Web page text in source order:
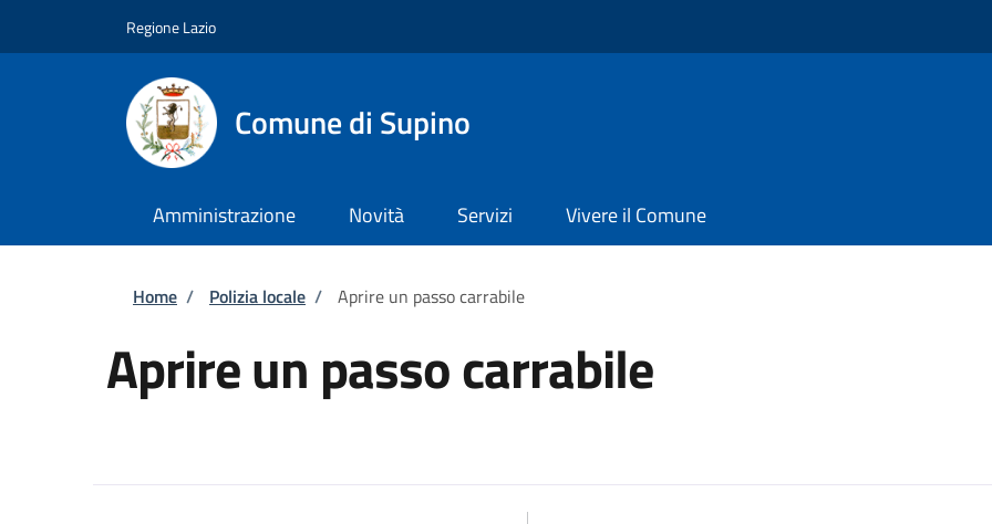
Regione Lazio
Comune di Supino
Amministrazione Novità Servizi Vivere il Comune
Briciole di pane
Home / Polizia locale / Aprire un passo carrabile
Aprire un passo carrabile